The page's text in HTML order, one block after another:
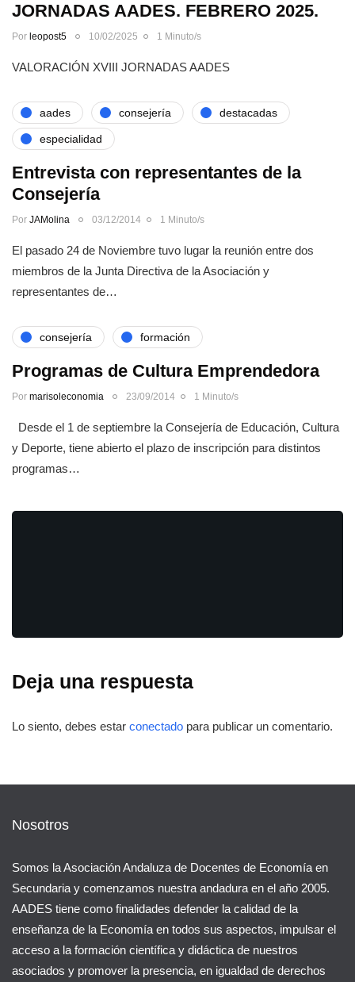
JORNADAS AADES. FEBRERO 2025.
Por leopost5 10/02/2025 1 Minuto/s
VALORACIÓN XVIII JORNADAS AADES
aades consejería destacadas
especialidad
Entrevista con representantes de la
Consejería
Por JAMolina 03/12/2014 1 Minuto/s
El pasado 24 de Noviembre tuvo lugar la reunión entre dos
miembros de la Junta Directiva de la Asociación y
representantes de…
consejería formación
Programas de Cultura Emprendedora
Por marisoleconomia 23/09/2014 1 Minuto/s
Desde el 1 de septiembre la Consejería de Educación, Cultura
y Deporte, tiene abierto el plazo de inscripción para distintos
programas…
Deja una respuesta
Lo siento, debes estar conectado para publicar un comentario.
Nosotros
Somos la Asociación Andaluza de Docentes de Economía en
Secundaria y comenzamos nuestra andadura en el año 2005.
AADES tiene como finalidades defender la calidad de la
enseñanza de la Economía en todos sus aspectos, impulsar el
acceso a la formación científica y didáctica de nuestros
asociados y promover la presencia, en igualdad de derechos